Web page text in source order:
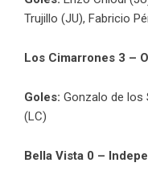
Trujillo (JU), Fabricio
Los Cimarrones 3 –
Goles: Gonzalo de los
(LC)
Bella Vista 0 –